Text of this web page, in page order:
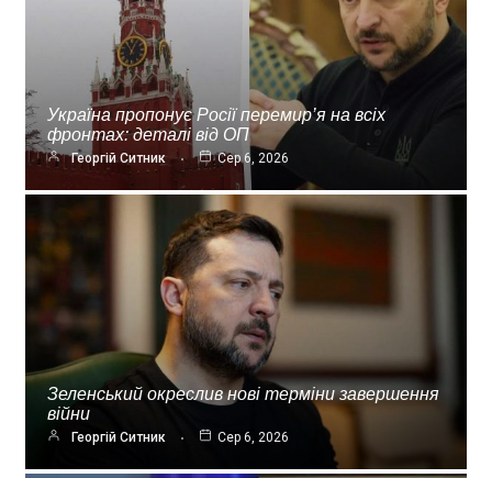
Україна пропонує Росії перемир’я на всіх
фронтах: деталі від ОП
Георгій Ситник Сер 6, 2026
Зеленський окреслив нові терміни завершення
війни
Георгій Ситник Сер 6, 2026